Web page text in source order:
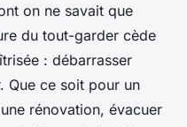
on ne savait que
du tout-garder cède
: débarrasser
Que ce soit pour un
rénovation, évacuer